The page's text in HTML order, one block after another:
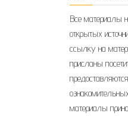
Все материалы
открытых
ссылку на
присланы
материалы